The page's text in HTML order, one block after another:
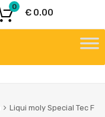
€ 0.00
0
Liqui moly Special Tec F